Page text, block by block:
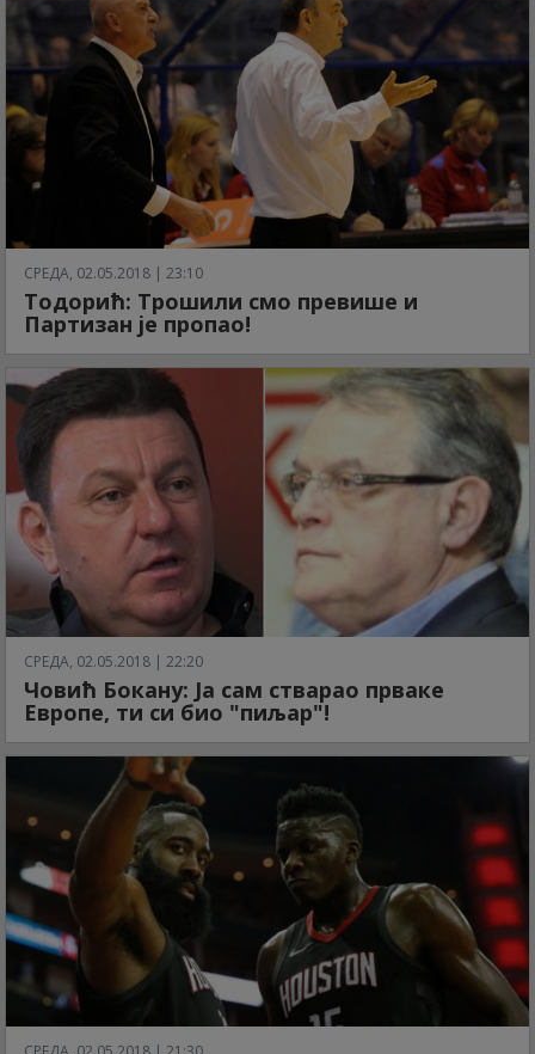
СРЕДА, 02.05.2018 | 23:10
Тодорић: Трошили смо превише и
Партизан је пропао!
СРЕДА, 02.05.2018 | 22:20
Човић Бокану: Ја сам стварао прваке
Европе, ти си био "пиљар"!